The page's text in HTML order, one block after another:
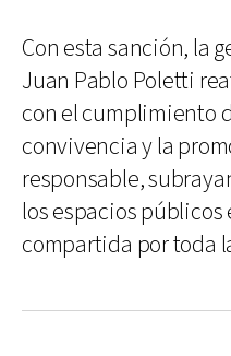
Con esta sanción, la
Juan Pablo Poletti
con el cumplimiento
convivencia y la
responsable,
los espacios
compartida por toda